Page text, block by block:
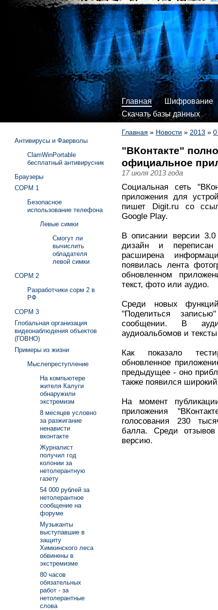
Главная
Шифрование
Скачать базы данных
Главная » Новости » 2013 »
"ВКонтакте"
официальное
17 июля 2013 года
Социальная сеть
приложения для
пишет Digit.ru со
Google Play.
В описании версии 3.0
дизайн и
расширена
появилась лента
обновленном
текст, фото или аудио.
Среди новых
"Поделиться
сообщении. В
аудиоальбомов и
Как показало
обновленное
предыдущее - оно
также появился
На момент
приложения
голосования 230
балла. Среди
версию.
Антивирусы и Фаерволы
ClamWinPortable
бесплатный антивирусник
Браузеры
СОРМ 1
Безопасное
использование телефона
Левые симки
Смогут ли
вычислить
обладателя
левой симки
СОРМ 2
Разработчики сорм 2 в
РФ
СОРМ 3
Глобальная организация
видеонаблюдения объектов
(ГОВНО)
Примеры из жизни
Мыслепреступление
На компьютере
жителя Калуги
обнаружили
экстремизм
8 месяцев условно
за разжигание
ненависти
вконтакте
Журналист
получил год
колонии за
нетолерантную
газету
54 000 рублей за
нетолерантное
сообщение на
форуме
Музыканты
выступавшие в
защиту
Химкинского леса
обвинены в
экстремизме
80 часов
обязательных
работ - за
нетолерантные
слова